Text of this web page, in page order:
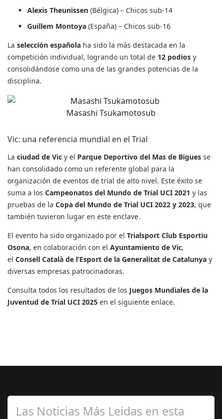
Alexis Theunissen (Bélgica) – Chicos sub-14
Guillem Montoya (España) – Chicos sub-16
La selección española ha sido la más destacada en la
competición individual, logrando un total de 12 podios y
consolidándose como una de las grandes potencias de la
disciplina.
Masashi Tsukamotosub
Vic: una referencia mundial en el Trial
La ciudad de Vic y el Parque Deportivo del Mas de Bigues se
han consolidado como un referente global para la
organización de eventos de trial de alto nivel. Este éxito se
suma a los Campeonatos del Mundo de Trial UCI 2021 y las
pruebas de la Copa del Mundo de Trial UCI 2022 y 2023, que
también tuvieron lugar en este enclave.
El evento ha sido organizado por el Trialsport Club Esportiu
Osona, en colaboración con el Ayuntamiento de Vic,
el Consell Català de l’Esport de la Generalitat de Catalunya y
diversas empresas patrocinadoras.
Consulta todos los resultados de los Juegos Mundiales de la
Juventud de Trial UCI 2025 en el siguiente enlace.
Las Noticias Más Leidas en esta